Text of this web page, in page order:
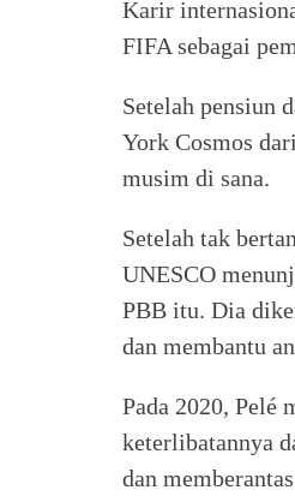
Karir
FIFA sebagai
Setelah pensiun
York Cosmos
musim di sana.
Setelah tak
UNESCO
PBB itu. Dia
dan membantu
Pada 2020, Pelé
keterlibatannya
dan